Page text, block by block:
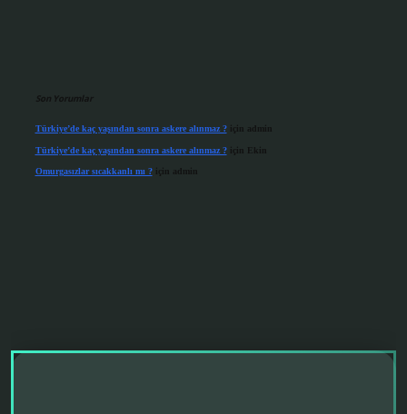
Son Yorumlar
Türkiye’de kaç yaşından sonra askere alınmaz ?için admin
Türkiye’de kaç yaşından sonra askere alınmaz ?için Ekin
Omurgasızlar sıcakkanlı mı ?için admin